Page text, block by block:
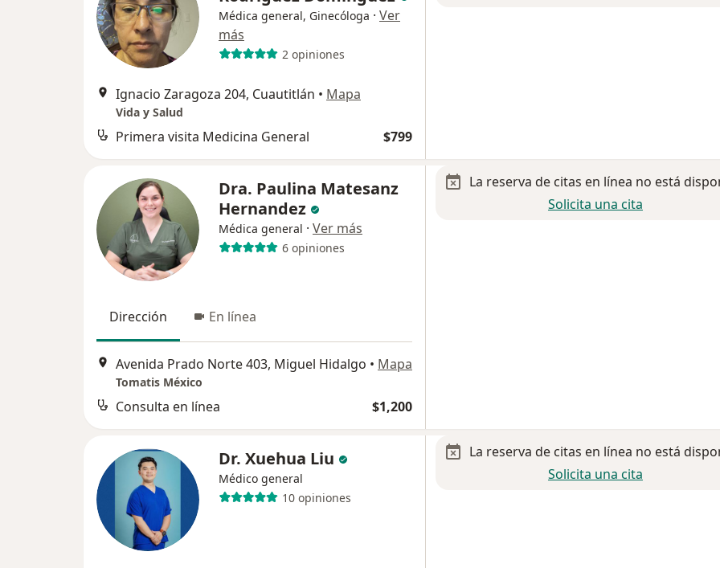
Médica general, Ginecóloga · Ver
más
2 opiniones
Ignacio Zaragoza 204, Cuautitlán • Mapa
Vida y Salud
Primera visita Medicina General $799
Dra. Paulina Matesanz
Hernandez
Médica general · Ver más
6 opiniones
Dirección En línea
Avenida Prado Norte 403, Miguel Hidalgo • Mapa
Tomatis México
Consulta en línea $1,200
La reserva de citas en línea no está
Solicita una cita
Dr. Xuehua Liu
Médico general
10 opiniones
La reserva de citas en línea no está
Solicita una cita